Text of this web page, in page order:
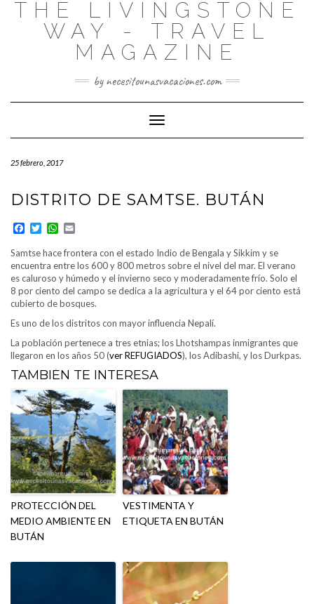
THE LIVINGSTONE
WAY - TRAVEL
MAGAZINE
by necesitounasvacaciones.com
Cambiar
modo
25 febrero, 2017
DISTRITO DE SAMTSE. BUTÁN
Facebook
TwitterWhatsApp
Samtse hace frontera con el estado Indio de Bengala y Sikkim y se
encuentra entre los 600 y 800 metros sobre el nivel del mar. El verano
es caluroso y húmedo y el invierno seco y moderadamente frío. Solo el
8 por ciento del campo se dedica a la agricultura y el 64 por ciento está
cubierto de bosques.
Es uno de los distritos con mayor influencia Nepalí.
La población pertenece a tres etnias; los Lhotshampas inmigrantes que
llegaron en los años 50 (ver REFUGIADOS), los Adibashi, y los Durkpas.
TAMBIÉN TE INTERESA
PROTECCIÓN DEL
MEDIO AMBIENTE EN
BUTÁN
VESTIMENTA Y
ETIQUETA EN BUTÁN